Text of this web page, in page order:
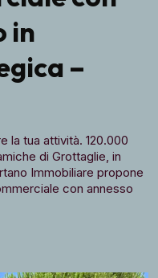
in
–
la tua attività. 120.000
di Grottaglie, in
Immobiliare propone
con annesso